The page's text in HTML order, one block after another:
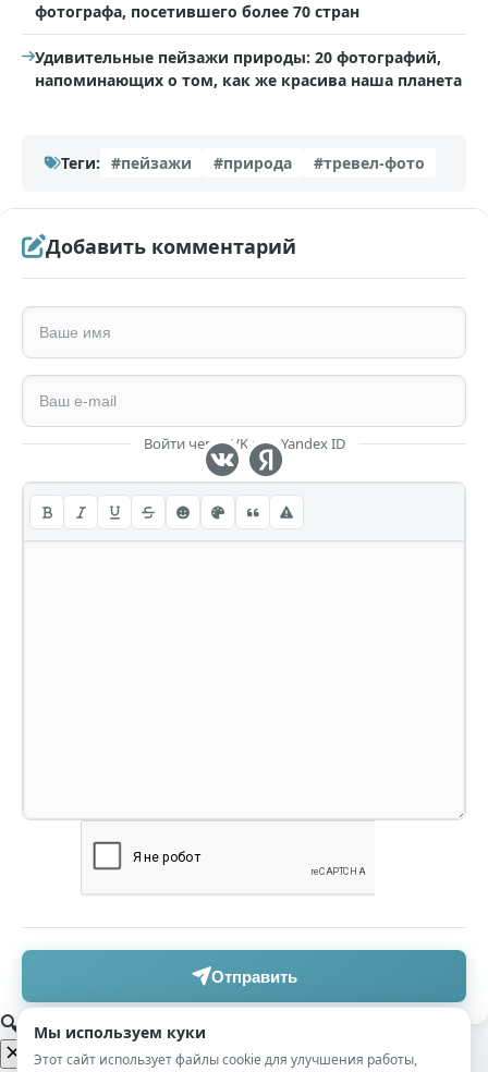
фотографа, посетившего более 70 стран
Удивительные пейзажи природы: 20 фотографий,
напоминающих о том, как же красива наша планета
Теги: #пейзажи #природа #тревел-фото
Добавить комментарий
Войти через VK или Yandex ID
Отправить
Мы используем куки
Этот сайт использует файлы cookie для улучшения работы,
🔍 Поиск по сайту